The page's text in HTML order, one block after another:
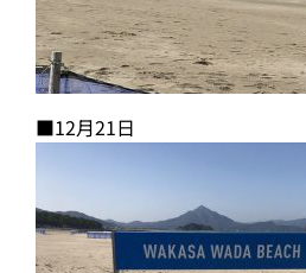
■12月21日